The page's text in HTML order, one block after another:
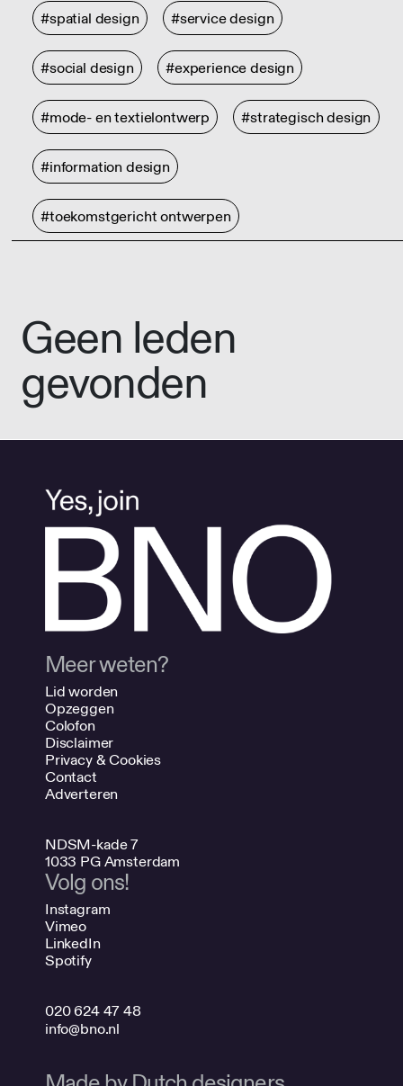
#spatial design #service design
#social design #experience design
#mode- en textielontwerp #strategisch design
#information design
#toekomstgericht ontwerpen
Geen leden
gevonden
Meer weten?
Lid worden
Opzeggen
Colofon
Disclaimer
Privacy & Cookies
Contact
Adverteren
NDSM-kade 7
1033 PG Amsterdam
Volg ons!
Instagram
Vimeo
LinkedIn
Spotify
020 624 47 48
info@bno.nl